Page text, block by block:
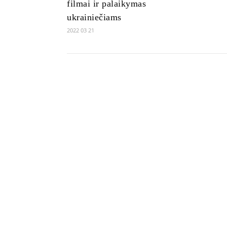
filmai ir palaikymas
ukrainiečiams
2022 03 21